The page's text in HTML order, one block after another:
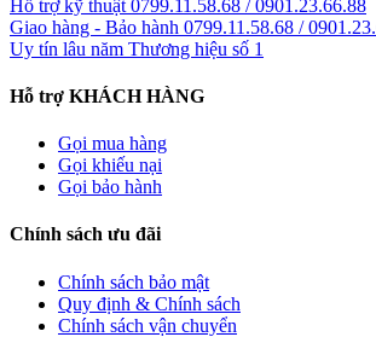
Hỗ trợ kỹ thuật 0799.11.58.68 / 0901.23.66.88
Giao hàng - Bảo hành 0799.11.58.68 /
Uy tín lâu năm Thương hiệu số 1
Hỗ trợ KHÁCH HÀNG
Gọi mua hàng
Gọi khiếu nại
Gọi bảo hành
Chính sách ưu đãi
Chính sách bảo mật
Quy định & Chính sách
Chính sách vận chuyển